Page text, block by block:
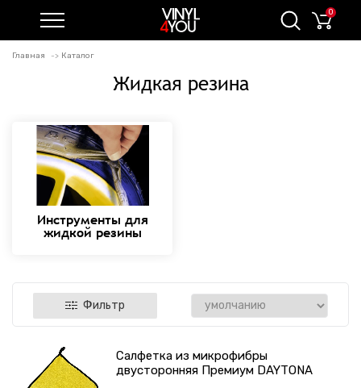
0
Главная Каталог
Жидкая резина
Инструменты для
жидкой резины
Фильтр
Салфетка из микрофибры
двусторонняя Премиум DAYTONA